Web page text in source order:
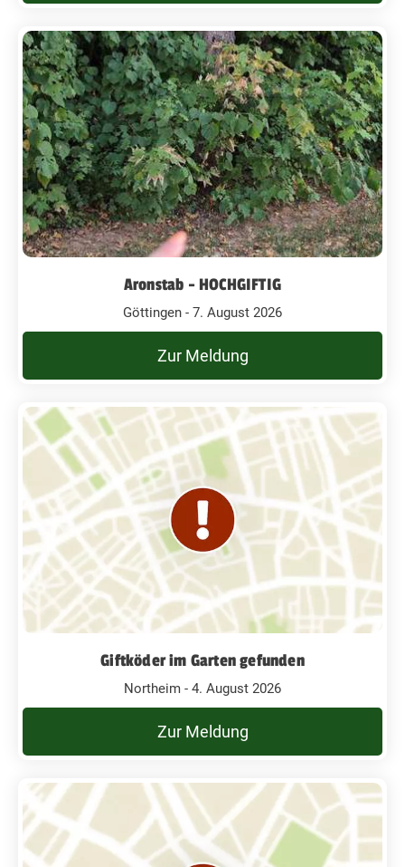
Aronstab - HOCHGIFTIG
Göttingen - 7. August 2026
Zur Meldung
Giftköder im Garten gefunden
Northeim - 4. August 2026
Zur Meldung